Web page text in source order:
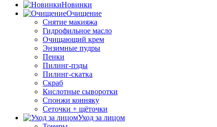
Новинки
Очищение
Снятие макияжа
Гидрофильное масло
Очищающий крем
Энзимные пудры
Пенки
Пилинг-пэды
Пилинг-скатка
Скраб
Кислотные сыворотки
Спонжи конняку
Сеточки + щёточки
Уход за лицом